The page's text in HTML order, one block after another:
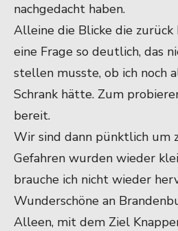
nachgedacht haben.
Alleine die Blicke die
eine Frage so deutlich, das
stellen musste, ob ich noch
Schrank hätte. Zum
bereit.
Wir sind dann pünktlich um
Gefahren wurden wieder
brauche ich nicht wieder
Wunderschöne an
Alleen, mit dem Ziel